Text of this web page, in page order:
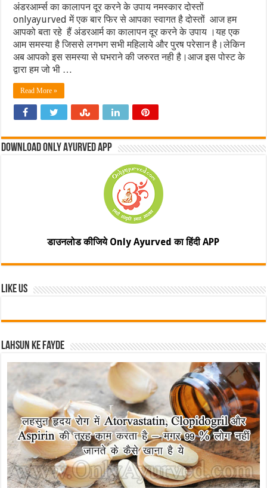
अंडरआर्म्स का कालापन दूर करने के उपाय नमस्कार दोस्तों
onlyayurved में एक बार फिर से आपका स्वागत है दोस्तों आज हम
आपको बता रहे हैं अंडरआर्म का कालापन दूर करने के उपाय ।यह एक
आम समस्या है जिससे लगभग सभी महिलाये और पुरष परेसान है।लेकिन
अब आपको इस समस्या से घभराने की जरुरत नही है।आज इस पोस्ट के
द्वारा हम जो भी …
Read More »
Download Only Ayurved App
डाउनलोड कीजिये Only Ayurved का हिंदी APP
Like Us
Lahsun ke fayde